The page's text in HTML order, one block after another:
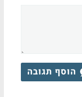
הוסף תגובה